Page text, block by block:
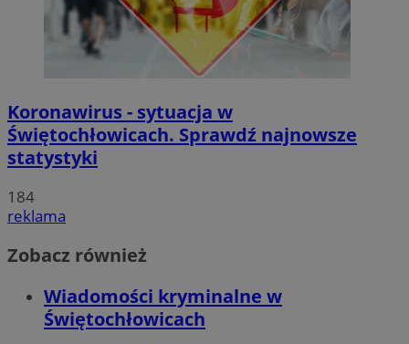
Koronawirus - sytuacja w
Świętochłowicach. Sprawdź najnowsze
statystyki
184
reklama
Zobacz również
Wiadomości kryminalne w
Świętochłowicach